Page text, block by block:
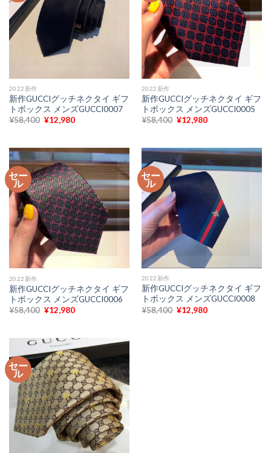
2022新作
新作GUCCIグッチネクタイ ギフ
トボックス メンズGUCCI0007
¥58,400 元
は
¥58,400
で
し
た。
¥12,980現
格
は
¥12,980
で
す。
2022新作
新作GUCCIグッチネクタイ ギフ
トボックス メンズGUCCI0005
¥58,400 元
は
¥58,400
で
し
た。
¥12,980現
格
は
¥12,980
で
す。
セー
ル
2022新作
新作GUCCIグッチネクタイ ギフ
トボックス メンズGUCCI0006
¥58,400 元
は
¥58,400
で
し
た。
¥12,980現
格
は
¥12,980
で
す。
セー
ル
2022新作
新作GUCCIグッチネクタイ ギフ
トボックス メンズGUCCI0008
¥58,400 元
¥12,980現
セー
ル